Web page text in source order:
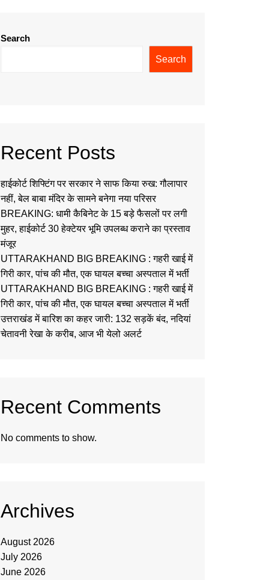
Search
Search
Recent Posts
हाईकोर्ट शिफ्टिंग पर सरकार ने साफ किया रुख: गौलापार
नहीं, बेल बाबा मंदिर के सामने बनेगा नया परिसर
BREAKING: धामी कैबिनेट के 15 बड़े फैसलों पर लगी
मुहर, हाईकोर्ट 30 हेक्टेयर भूमि उपलब्ध कराने का प्रस्ताव
मंजूर
UTTARAKHAND BIG BREAKING : गहरी खाई में
गिरी कार, पांच की मौत, एक घायल बच्चा अस्पताल में भर्ती
UTTARAKHAND BIG BREAKING : गहरी खाई में
गिरी कार, पांच की मौत, एक घायल बच्चा अस्पताल में भर्ती
उत्तराखंड में बारिश का कहर जारी: 132 सड़कें बंद, नदियां
चेतावनी रेखा के करीब, आज भी येलो अलर्ट
Recent Comments
No comments to show.
Archives
August 2026
July 2026
June 2026